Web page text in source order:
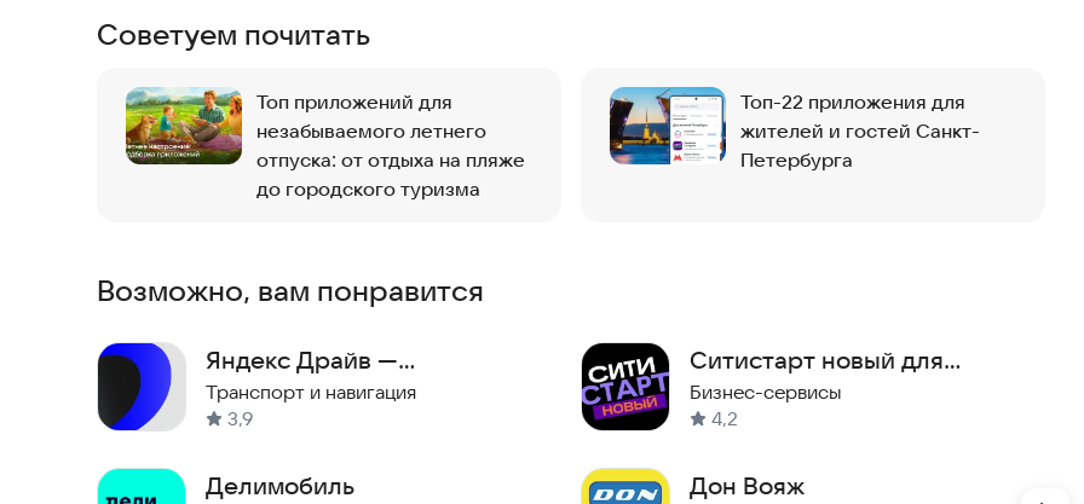
Советуем почитать
Топ приложений для
незабываемого летнего
отпуска: от отдыха на пляже
до городского туризма
Топ-22 приложения для
жителей и гостей Санкт-
Петербурга
Возможно, вам понравится
Яндекс Драйв —
каршеринг
Транспорт и навигация
3,9
Делимобиль
Ситистарт новый для
водителей
Бизнес-сервисы
4,2
Дон Вояж